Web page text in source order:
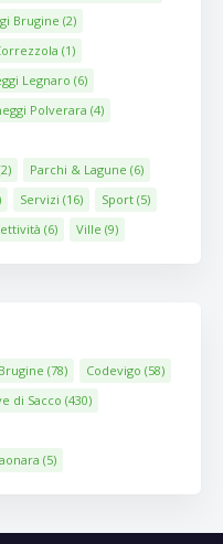
Brugine (2)
(1)
Legnaro (6)
Polverara (4)
Parchi & Lagune (6)
Servizi (16) Sport (5)
(6) Ville (9)
Brugine (78) Codevigo (58)
di Sacco (430)
(5)